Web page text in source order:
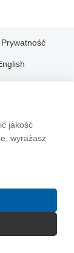
jakość
wyrażasz
Prywatność